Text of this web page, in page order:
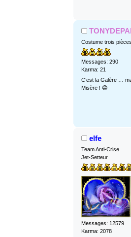
Costume trois
Messages: 290
Karma: 21
C’est la Galère …
Misère ! 😁
elfe
Team Anti-Crise
Jet-Setteur
Messages: 12579
Karma: 2078